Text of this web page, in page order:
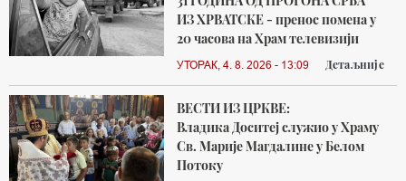
ИЗ ХРВАТСКЕ - пренос помена у
20 часова на Храм телевизији
УТОРАК, 4. 8. 2026 - 13:09 Детаљније
ВЕСТИ ИЗ ЦРКВЕ:
Владика Доситеј служио у Храму
Св. Марије Магдалине у Белом
Потоку